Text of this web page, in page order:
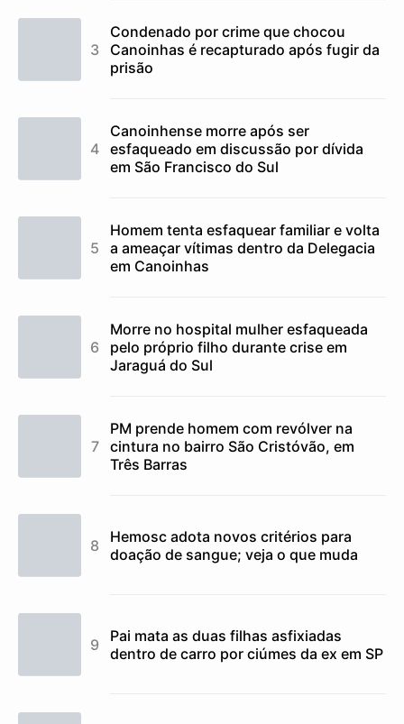
Condenado por crime que chocou
Canoinhas é recapturado após fugir da
prisão
Canoinhense morre após ser
esfaqueado em discussão por dívida
em São Francisco do Sul
Homem tenta esfaquear familiar e volta
a ameaçar vítimas dentro da Delegacia
em Canoinhas
Morre no hospital mulher esfaqueada
pelo próprio filho durante crise em
Jaraguá do Sul
PM prende homem com revólver na
cintura no bairro São Cristóvão, em
Três Barras
Hemosc adota novos critérios para
doação de sangue; veja o que muda
Pai mata as duas filhas asfixiadas
dentro de carro por ciúmes da ex em SP